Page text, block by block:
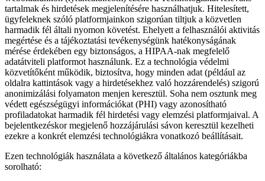
tartalmak és hirdetések megjelenítésére használhatjuk. Hitelesített,
ügyfeleknek szóló platformjainkon szigorúan tiltjuk a közvetlen
harmadik fél általi nyomon követést. Ehelyett a felhasználói aktivitás
megértése és a tájékoztatási tevékenységünk hatékonyságának
mérése érdekében egy biztonságos, a HIPAA-nak megfelelő
adatátviteli platformot használunk. Ez a technológia védelmi
közvetítőként működik, biztosítva, hogy minden adat (például az
oldalra kattintások vagy a hirdetésekhez való hozzárendelés) szigorú
anonimizálási folyamaton menjen keresztül. Soha nem osztunk meg
védett egészségügyi információkat (PHI) vagy azonosítható
profiladatokat harmadik fél hirdetési vagy elemzési platformjaival. A
bejelentkezéskor megjelenő hozzájárulási sávon keresztül kezelheti
ezekre a konkrét elemzési technológiákra vonatkozó beállításait.
Ezen technológiák használata a következő általános kategóriákba
sorolható: